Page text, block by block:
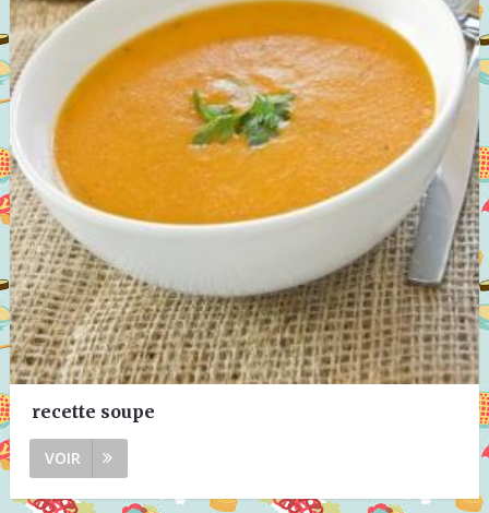
recette soupe
VOIR